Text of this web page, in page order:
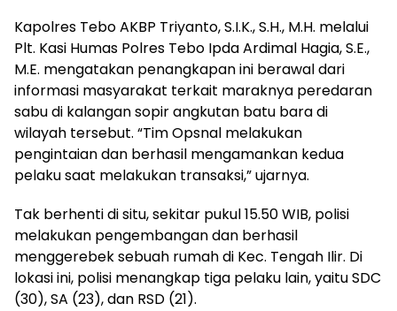
Kapolres Tebo AKBP Triyanto, S.I.K., S.H., M.H. melalui
Plt. Kasi Humas Polres Tebo Ipda Ardimal Hagia, S.E.,
M.E. mengatakan penangkapan ini berawal dari
informasi masyarakat terkait maraknya peredaran
sabu di kalangan sopir angkutan batu bara di
wilayah tersebut. “Tim Opsnal melakukan
pengintaian dan berhasil mengamankan kedua
pelaku saat melakukan transaksi,” ujarnya.
Tak berhenti di situ, sekitar pukul 15.50 WIB, polisi
melakukan pengembangan dan berhasil
menggerebek sebuah rumah di Kec. Tengah Ilir. Di
lokasi ini, polisi menangkap tiga pelaku lain, yaitu SDC
(30), SA (23), dan RSD (21).